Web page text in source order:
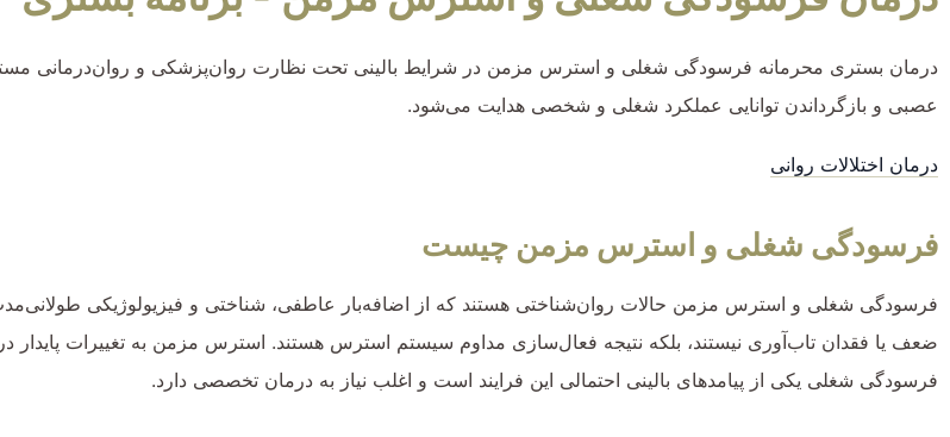
درمان بستری محرمانه فرسودگی شغلی و استرس مزمن در شرایط بالینی تحت نظارت روان‌پزشکی و روان‌درمانی
عصبی و بازگرداندن توانایی عملکرد شغلی و شخصی هدایت می‌شود.
درمان اختلالات روانی
فرسودگی شغلی و استرس مزمن چیست
فرسودگی شغلی و استرس مزمن حالات روان‌شناختی هستند که از اضافه‌بار عاطفی، شناختی و فیزیولوژیکی
ضعف یا فقدان تاب‌آوری نیستند، بلکه نتیجه فعال‌سازی مداوم سیستم استرس هستند. استرس مزمن به تغییرات
فرسودگی شغلی یکی از پیامدهای بالینی احتمالی این فرایند است و اغلب نیاز به درمان تخصصی دارد.